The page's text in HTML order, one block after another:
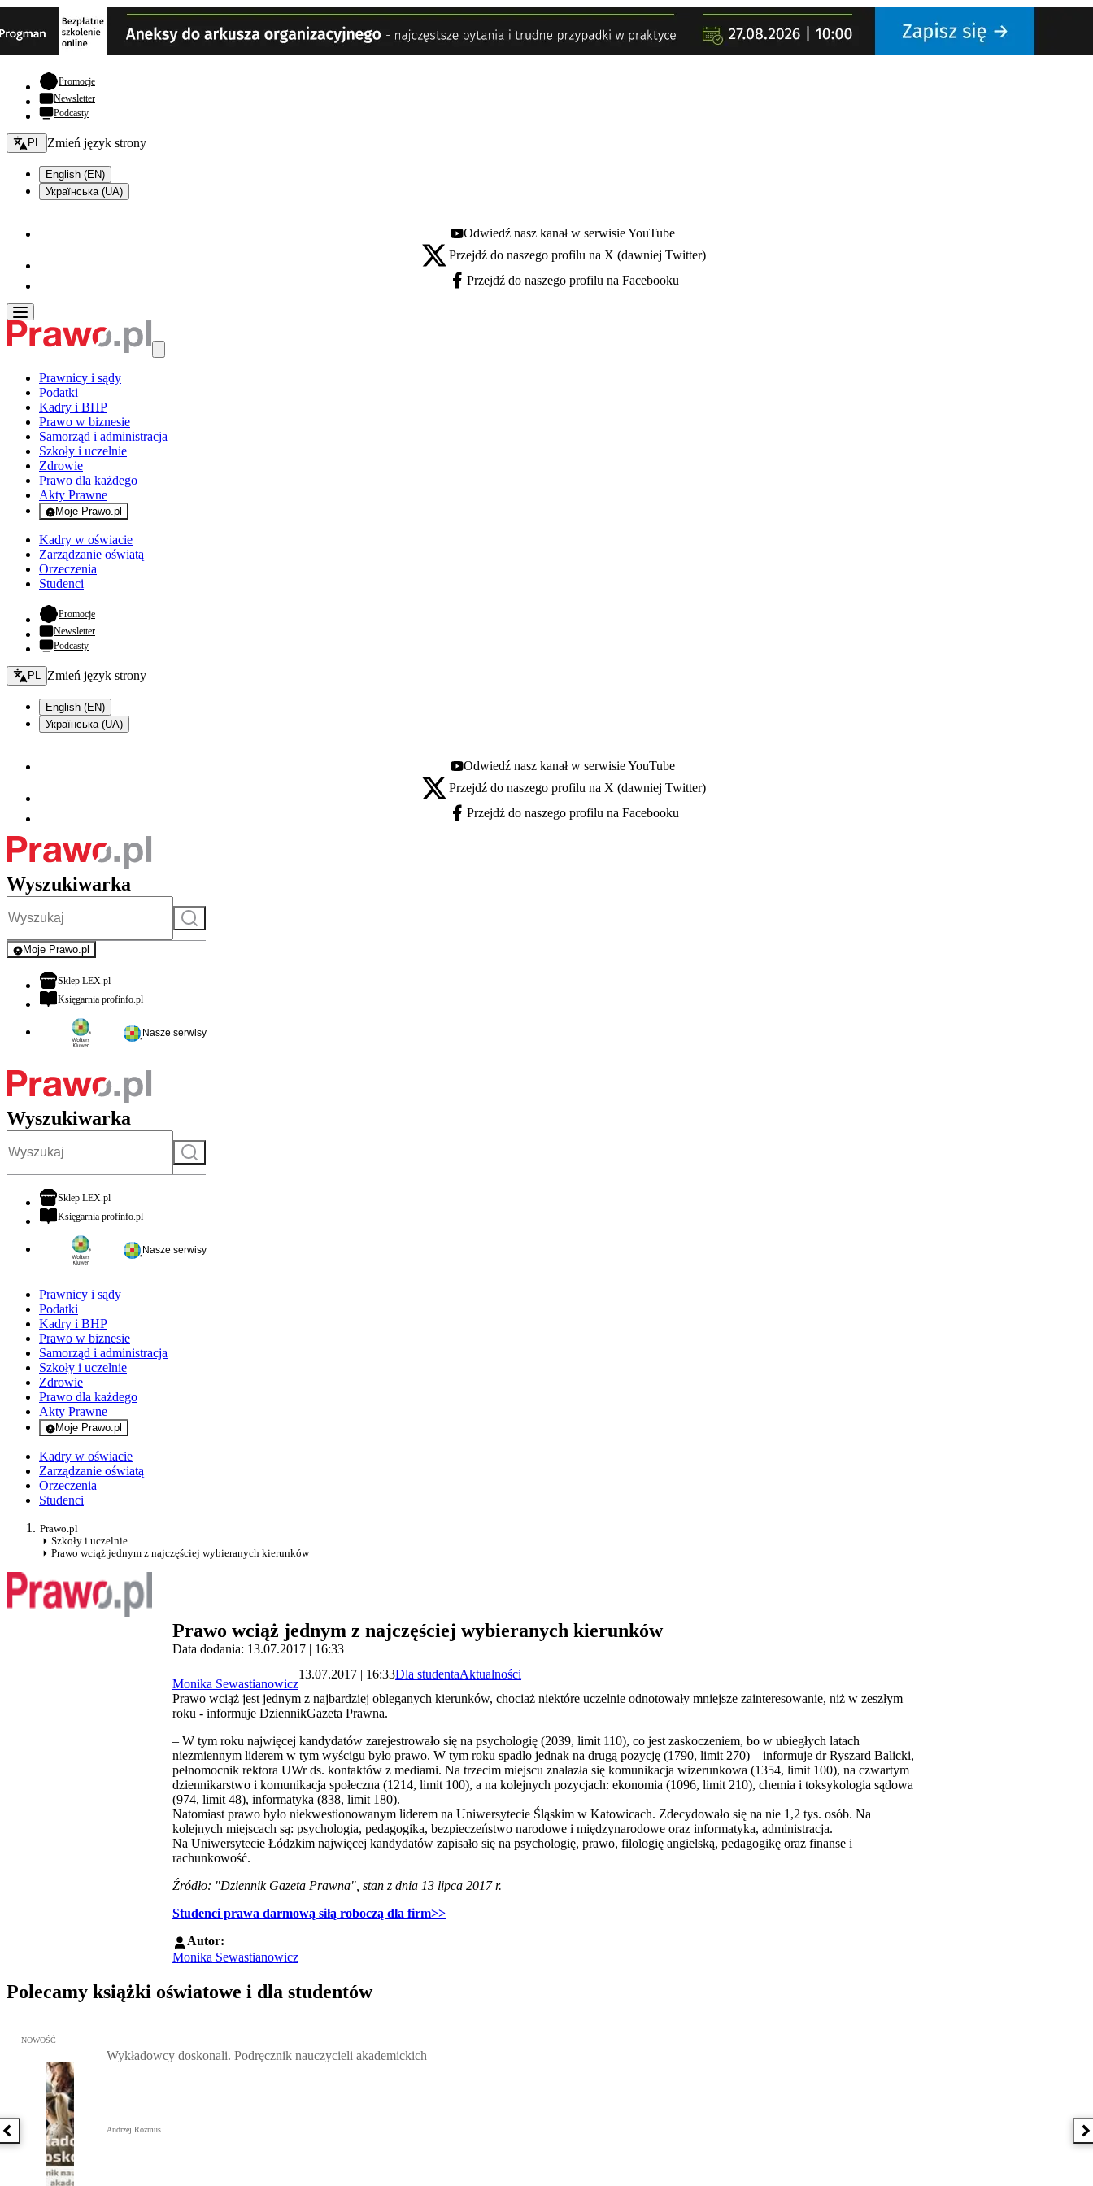
Promocje- otwiera się w nowej karcie
Newsletter
Podcasty
Zmień język - bieżący:
PL Zmień język strony
English (EN)
Українська (UA)
Youtube - otwiera się w nowej karcie
Odwiedź nasz kanał w serwisie YouTube
X - otwiera się w nowej karcie
Przejdź do naszego profilu na X (dawniej Twitter)
Facebook - otwiera się w nowej karcie
Przejdź do naszego profilu na Facebooku
Prawnicy i sądy
Podatki
Kadry i BHP
Prawo w biznesie
Samorząd i administracja
Szkoły i uczelnie
Zdrowie
Prawo dla każdego
Akty Prawne
Moje Prawo.pl
- rejestracja i logowanie do serwisu
Kadry w oświacie
Zarządzanie oświatą
Orzeczenia
Studenci
Promocje- otwiera się w nowej karcie
Newsletter
Podcasty
Zmień język - bieżący:
PL Zmień język strony
English (EN)
Українська (UA)
Youtube - otwiera się w nowej karcie
Odwiedź nasz kanał w serwisie YouTube
X - otwiera się w nowej karcie
Przejdź do naszego profilu na X (dawniej Twitter)
Facebook - otwiera się w nowej karcie
Przejdź do naszego profilu na Facebooku
Wyszukiwarka
Szukaj
Moje Prawo.pl
- rejestracja i logowanie do serwisu
Sklep LEX.plotwiera się w nowej karcie
Księgarnia profinfo.plotwiera się w nowej karcie
Nasze serwisy
Wyszukiwarka
Szukaj
Sklep LEX.plotwiera się w nowej karcie
Księgarnia profinfo.plotwiera się w nowej karcie
Nasze serwisy
Prawnicy i sądy
Podatki
Kadry i BHP
Prawo w biznesie
Samorząd i administracja
Szkoły i uczelnie
Zdrowie
Prawo dla każdego
Akty Prawne
Moje Prawo.pl
- rejestracja i logowanie do serwisu
Kadry w oświacie
Zarządzanie oświatą
Orzeczenia
Studenci
Prawo.pl
Szkoły i uczelnie
Prawo wciąż jednym z najczęściej wybieranych kierunków
Prawo wciąż jednym z najczęściej wybieranych kierunków
Data dodania: 13.07.2017 | 16:33
Monika Sewastianowicz
13.07.2017 | 16:33Dla studentaAktualności
Prawo wciąż jest jednym z najbardziej obleganych kierunków, chociaż niektóre uczelnie odnotowały mniejsze zainteresowanie, niż w zeszłym
roku - informuje DziennikGazeta Prawna.
– W tym roku najwięcej kandydatów zarejestrowało się na psychologię (2039, limit 110), co jest zaskoczeniem, bo w ubiegłych latach
niezmiennym liderem w tym wyścigu było prawo. W tym roku spadło jednak na drugą pozycję (1790, limit 270) – informuje dr Ryszard Balicki,
pełnomocnik rektora UWr ds. kontaktów z mediami. Na trzecim miejscu znalazła się komunikacja wizerunkowa (1354, limit 100), na czwartym
dziennikarstwo i komunikacja społeczna (1214, limit 100), a na kolejnych pozycjach: ekonomia (1096, limit 210), chemia i toksykologia sądowa
(974, limit 48), informatyka (838, limit 180).
Natomiast prawo było niekwestionowanym liderem na Uniwersytecie Śląskim w Katowicach. Zdecydowało się na nie 1,2 tys. osób. Na
kolejnych miejscach są: psychologia, pedagogika, bezpieczeństwo narodowe i międzynarodowe oraz informatyka, administracja.
Na Uniwersytecie Łódzkim najwięcej kandydatów zapisało się na psychologię, prawo, filologię angielską, pedagogikę oraz finanse i
rachunkowość.
Źródło: "Dziennik Gazeta Prawna", stan z dnia 13 lipca 2017 r.
Studenci prawa darmową siłą roboczą dla firm>>
Autor:
Monika Sewastianowicz
Polecamy książki oświatowe i dla studentów
Poprzednia książka
Przejdź do: Wykładowcy doskonali. Podręcznik nauczycieli akademickich, Andrzej Rozmus - otwiera się w nowym oknie
NOWOŚĆ
Wykładowcy doskonali. Podręcznik nauczycieli akademickich
Andrzej Rozmus